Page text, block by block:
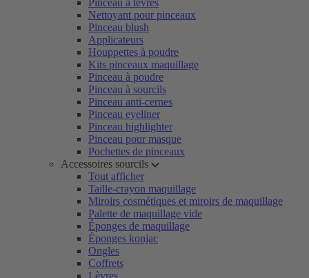
Pinceau à lèvres
Nettoyant pour pinceaux
Pinceau blush
Applicateurs
Houppettes à poudre
Kits pinceaux maquillage
Pinceau à poudre
Pinceau à sourcils
Pinceau anti-cernes
Pinceau eyeliner
Pinceau highlighter
Pinceau pour masque
Pochettes de pinceaux
Accessoires sourcils
Tout afficher
Taille-crayon maquillage
Miroirs cosmétiques et miroirs de maquillage
Palette de maquillage vide
Éponges de maquillage
Éponges konjac
Ongles
Coffrets
Lèvres